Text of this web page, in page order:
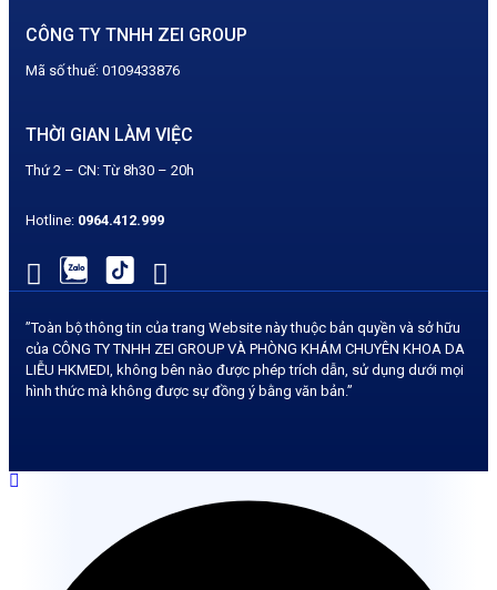
CÔNG TY TNHH ZEI GROUP
Mã số thuế: 0109433876
THỜI GIAN LÀM VIỆC
Thứ 2 – CN: Từ 8h30 – 20h
Hotline: 0964.412.999
”Toàn bộ thông tin của trang Website này thuộc bản quyền và sở hữu
của CÔNG TY TNHH ZEI GROUP VÀ PHÒNG KHÁM CHUYÊN KHOA DA
LIỄU HKMEDI, không bên nào được phép trích dẫn, sử dụng dưới mọi
hình thức mà không được sự đồng ý bằng văn bản.”